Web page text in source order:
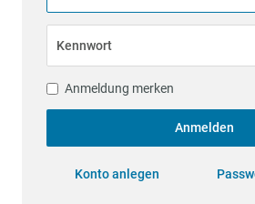
Kennwort
Anmeldung merken
Anmelden
Konto anlegen